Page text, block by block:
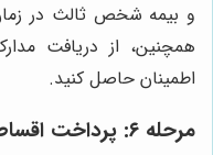
و بیمه شخص ثالث در
همچنین، از دریافت
اطمینان حاصل کنید.
مرحله ۶: پرداخت اقساط و پایان دوره لیزینگ